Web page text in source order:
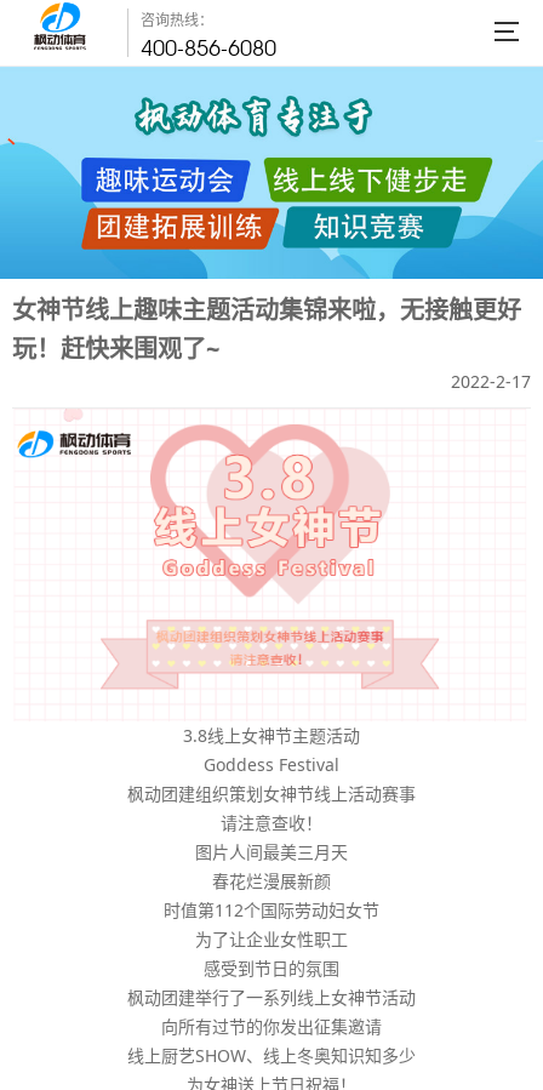
咨询热线：
400-856-6080
女神节线上趣味主题活动集锦来啦，无接触更好
玩！赶快来围观了~
2022-2-17
3.8线上女神节主题活动
Goddess Festival
枫动团建组织策划女神节线上活动赛事
请注意查收！
图片人间最美三月天
春花烂漫展新颜
时值第112个国际劳动妇女节
为了让企业女性职工
感受到节日的氛围
枫动团建举行了一系列线上女神节活动
向所有过节的你发出征集邀请
线上厨艺SHOW、线上冬奥知识知多少
为女神送上节日祝福！